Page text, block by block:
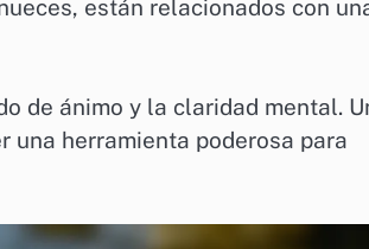
están relacionados con
de ánimo y la claridad mental.
una herramienta poderosa para